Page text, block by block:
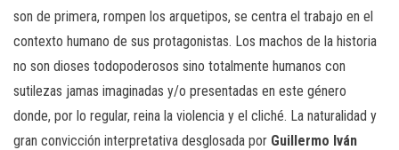
son de primera, rompen los arquetipos, se centra el trabajo en el
contexto humano de sus protagonistas. Los machos de la historia
no son dioses todopoderosos sino totalmente humanos con
sutilezas jamas imaginadas y/o presentadas en este género
donde, por lo regular, reina la violencia y el cliché. La naturalidad y
gran convicción interpretativa desglosada por Guillermo Iván